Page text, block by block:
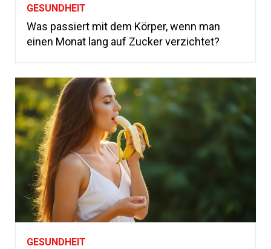
GESUNDHEIT
Was passiert mit dem Körper, wenn man
einen Monat lang auf Zucker verzichtet?
GESUNDHEIT